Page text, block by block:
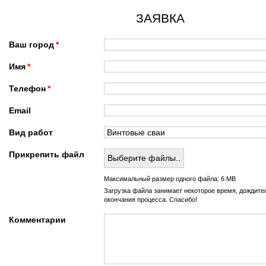
ЗАЯВКА
Ваш город
Имя
Телефон
Email
Вид работ
Прикрепить файл Выберите файлы..
Максимальный размер одного файла: 6 MB
Загрузка файла занимает некоторое время,
окончания процесса. Спасибо!
Комментарии